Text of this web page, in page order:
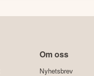
Om oss
Nyhetsbrev